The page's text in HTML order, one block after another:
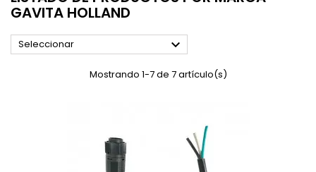
GAVITA HOLLAND
Seleccionar 
Mostrando 1-7 de 7 artículo(s)